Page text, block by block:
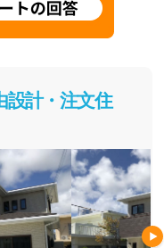
計・注文住